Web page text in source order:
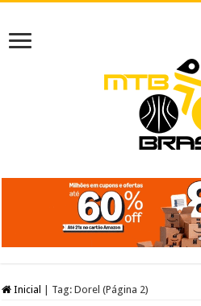
Inicial Tag:Dorel (Página 2)